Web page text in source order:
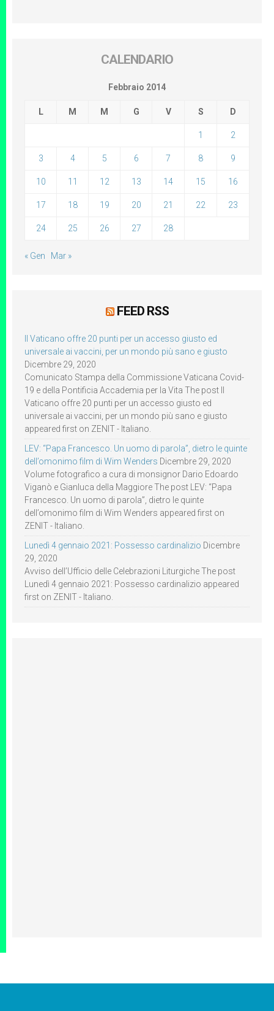
CALENDARIO
Febbraio 2014
L M M G V S D
1 2
3 4 5 6 7 8 9
10 11 12 13 14 15 16
17 18 19 20 21 22 23
24 25 26 27 28
« Gen Mar »
FEED RSS
Il Vaticano offre 20 punti per un accesso giusto ed
universale ai vaccini, per un mondo più sano e giusto
Dicembre 29, 2020
Comunicato Stampa della Commissione Vaticana Covid-
19 e della Pontificia Accademia per la Vita The post Il
Vaticano offre 20 punti per un accesso giusto ed
universale ai vaccini, per un mondo più sano e giusto
appeared first on ZENIT - Italiano.
LEV: “Papa Francesco. Un uomo di parola”, dietro le quinte
dell’omonimo film di Wim Wenders Dicembre 29, 2020
Volume fotografico a cura di monsignor Dario Edoardo
Viganò e Gianluca della Maggiore The post LEV: “Papa
Francesco. Un uomo di parola”, dietro le quinte
dell’omonimo film di Wim Wenders appeared first on
ZENIT - Italiano.
Lunedì 4 gennaio 2021: Possesso cardinalizio Dicembre
29, 2020
Avviso dell’Ufficio delle Celebrazioni Liturgiche The post
Lunedì 4 gennaio 2021: Possesso cardinalizio appeared
first on ZENIT - Italiano.